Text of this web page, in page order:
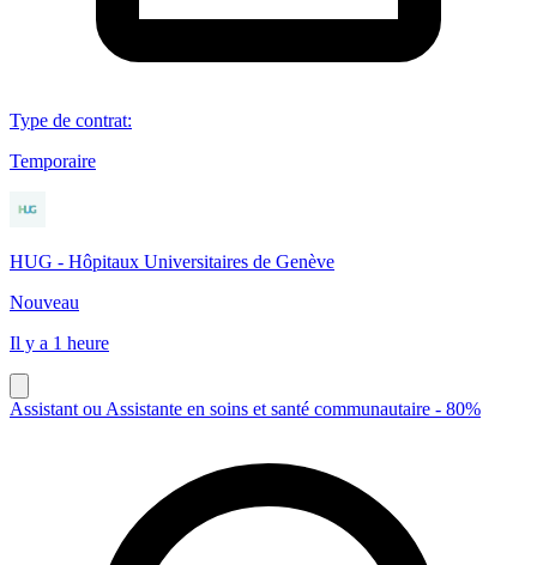
Type de contrat:
Temporaire
HUG - Hôpitaux Universitaires de Genève
Nouveau
Il y a 1 heure
Assistant ou Assistante en soins et santé communautaire - 80%